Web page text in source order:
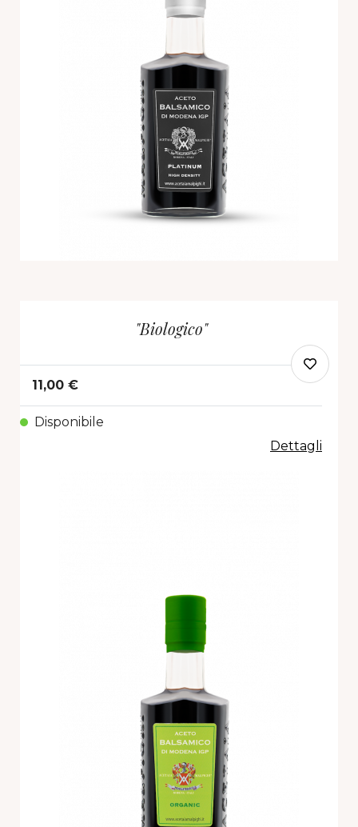
"Biologico"
11,00 €
Disponibile
Dettagli